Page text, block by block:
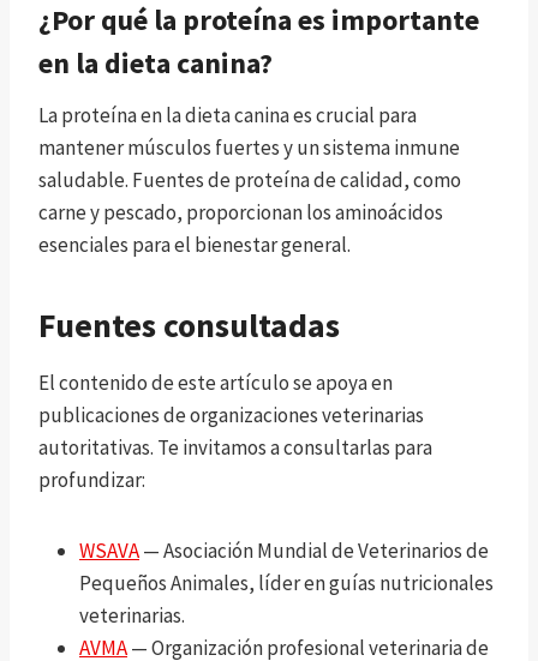
¿Por qué la proteína es importante
en la dieta canina?
La proteína en la dieta canina es crucial para
mantener músculos fuertes y un sistema inmune
saludable. Fuentes de proteína de calidad, como
carne y pescado, proporcionan los aminoácidos
esenciales para el bienestar general.
Fuentes consultadas
El contenido de este artículo se apoya en
publicaciones de organizaciones veterinarias
autoritativas. Te invitamos a consultarlas para
profundizar:
WSAVA— Asociación Mundial de Veterinarios de
Pequeños Animales, líder en guías nutricionales
veterinarias.
AVMA— Organización profesional veterinaria de